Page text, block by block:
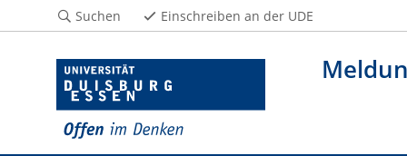
Suchen Einschreiben an der UDE